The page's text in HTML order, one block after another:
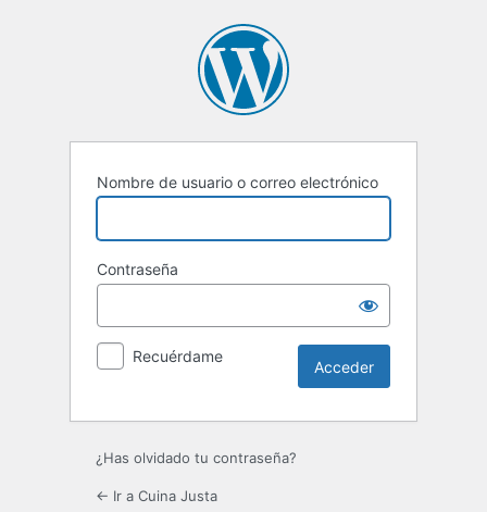
Nombre de usuario o correo electrónico
Contraseña
Recuérdame
¿Has olvidado tu contraseña?
← Ir a Cuina Justa